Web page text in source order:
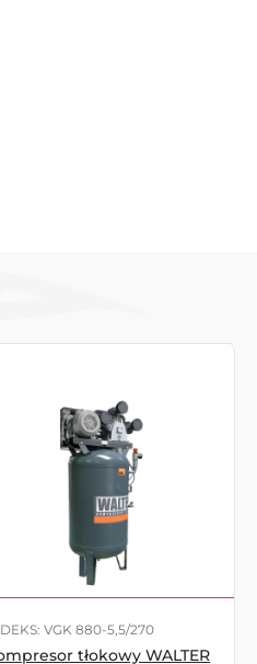
VGK 880-5,5/270
tłokowy WALTER